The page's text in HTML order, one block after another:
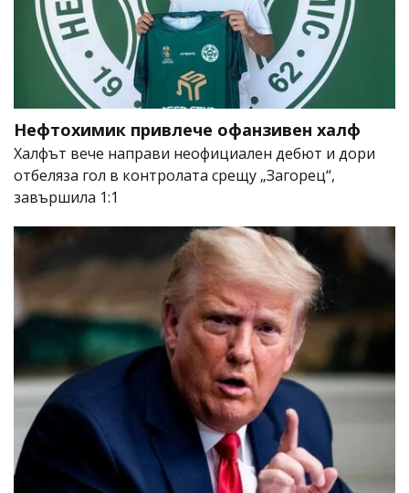
Нефтохимик привлече офанзивен халф
Халфът вече направи неофициален дебют и дори
отбеляза гол в контролата срещу „Загорец“,
завършила 1:1